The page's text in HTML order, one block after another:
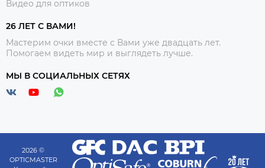
Видео для оптиков
26 ЛЕТ С ВАМИ!
Мастерим очки вместе с Вами уже двадцать лет.
Помогаем видеть мир и выглядеть лучше.
МЫ В СОЦИАЛЬНЫХ СЕТЯХ
2026 ©
OPTICMASTER